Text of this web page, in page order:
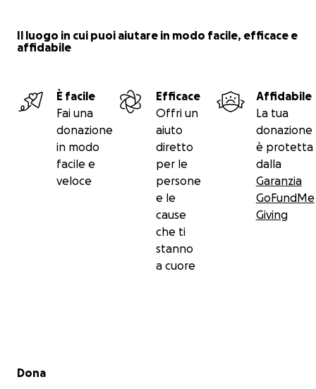
Il luogo in cui puoi aiutare in modo facile, efficace e
affidabile
È facile
Fai una
donazione
in modo
facile e
veloce
Efficace
Offri un
aiuto
diretto
per le
persone
e le
cause
che ti
stanno
a cuore
Affidabile
La tua
donazione
è protetta
dalla
Garanzia
GoFundMe
Giving
Menu secondario
Dona